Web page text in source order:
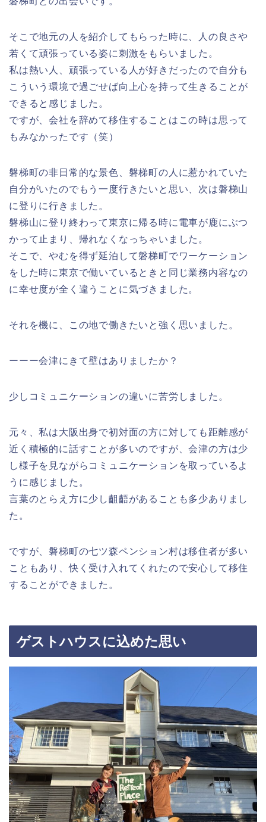
そこで地元の人を紹介してもらった時に、人の良さや
若くて頑張っている姿に刺激をもらいました。
私は熱い人、頑張っている人が好きだったので自分も
こういう環境で過ごせば向上心を持って生きることが
できると感じました。
ですが、会社を辞めて移住することはこの時は思って
もみなかったです（笑）
磐梯町の非日常的な景色、磐梯町の人に惹かれていた
自分がいたのでもう一度行きたいと思い、次は磐梯山
に登りに行きました。
磐梯山に登り終わって東京に帰る時に電車が鹿にぶつ
かって止まり、帰れなくなっちゃいました。
そこで、やむを得ず延泊して磐梯町でワーケーション
をした時に東京で働いているときと同じ業務内容なの
に幸せ度が全く違うことに気づきました。
それを機に、この地で働きたいと強く思いました。
ーーー会津にきて壁はありましたか？
少しコミュニケーションの違いに苦労しました。
元々、私は大阪出身で初対面の方に対しても距離感が
近く積極的に話すことが多いのですが、会津の方は少
し様子を見ながらコミュニケーションを取っているよ
うに感じました。
言葉のとらえ方に少し齟齬があることも多少ありまし
た。
ですが、磐梯町の七ツ森ペンション村は移住者が多い
こともあり、快く受け入れてくれたので安心して移住
することができました。
ゲストハウスに込めた思い